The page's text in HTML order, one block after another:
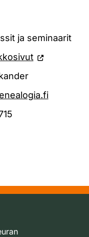
ja seminaarit